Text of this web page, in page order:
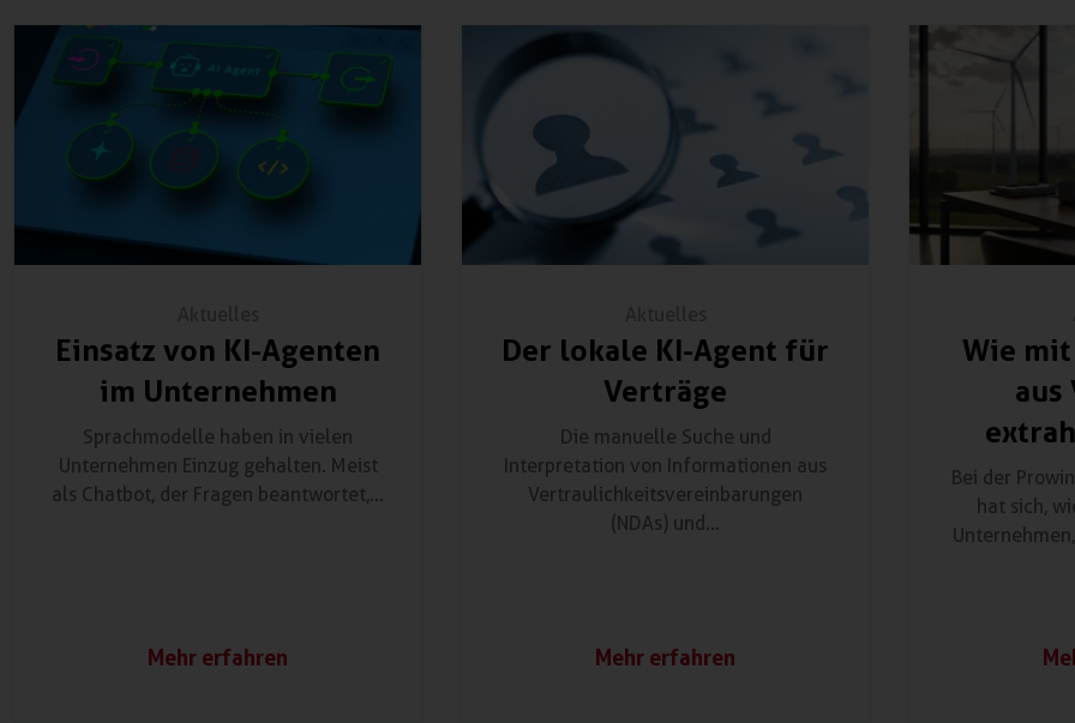
Einsatz von KI-Agenten
im Unternehmen
Sprachmodelle haben in vielen
Unternehmen Einzug gehalten. Meist
als Chatbot, der Fragen beantwortet,...
Mehr erfahren
Der lokale KI-Agent für
Verträge
Die manuelle Suche und
Interpretation von Informationen aus
Vertraulichkeitsvereinbarungen
(NDAs) und...
Mehr erfahren
Wie
aus
Bei der
hat sich,